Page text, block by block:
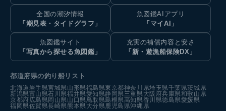
全国の潮汐情報
「潮見表・タイドグラフ」
魚図鑑AIアプリ
「マイAI」
魚図鑑サイト
「写真から探せる魚図鑑」
充実の補償内容と安さ
「新・遊漁船保険DX」
都道府県の釣り船リスト
北海道岩手県宮城県山形県福島県東京都神奈川県埼玉県千葉県茨城県
新潟県富山県石川県福井県愛知県静岡県三重県大阪府兵庫県和歌山県
京都府広島県岡山県山口県鳥取県島根県高知県香川県徳島県愛媛県
福岡県佐賀県長崎県熊本県大分県鹿児島県沖縄県